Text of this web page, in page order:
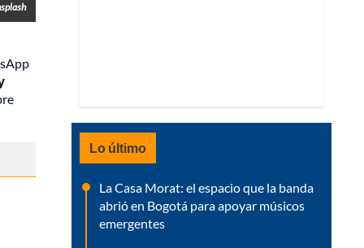
Lo último
La Casa Morat: el espacio que la banda
abrió en Bogotá para apoyar músicos
emergentes